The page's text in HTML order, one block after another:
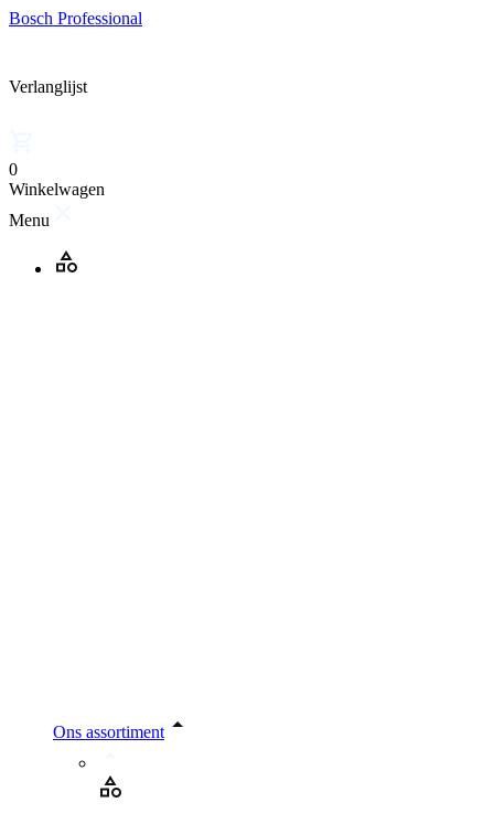
Bosch Professional
Verlanglijst
0
Winkelwagen
Menu
Ons assortiment